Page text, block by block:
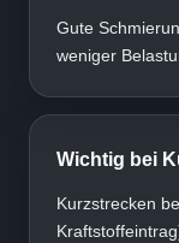
Gute
weniger
Wichtig bei
Kurzstrecken